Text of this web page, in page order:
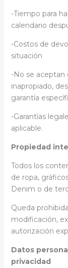
-Tiempo para
calendario
-Costos de
situación
-No se aceptan
inapropiado,
garantía
-Garantías
aplicable.
Propiedad
Todos los
de ropa,
Denim o de
Queda
modificación,
autorización
Datos